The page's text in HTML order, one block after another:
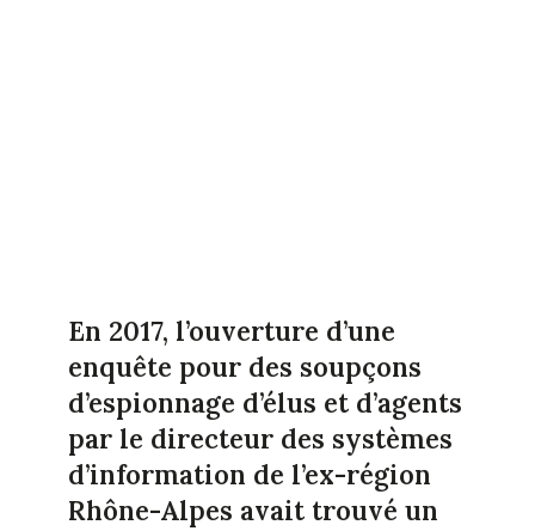
En 2017, l’ouverture d’une
enquête pour des soupçons
d’espionnage d’élus et d’agents
par le directeur des systèmes
d’information de l’ex-région
Rhône-Alpes avait trouvé un